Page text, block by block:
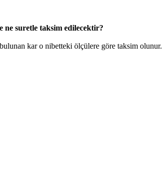
ne suretle taksim edilecektir?
kar o nibetteki ölçülere göre taksim olunur.